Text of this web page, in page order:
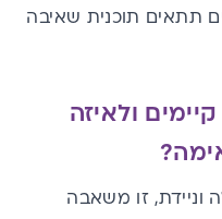
תתאים תוכנית שאיבה
ולאיזה
וניידת, זו משאבה